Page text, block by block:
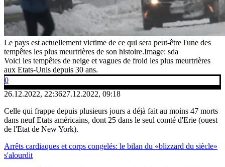
Le pays est actuellement victime de ce qui sera peut-être l'une des
tempêtes les plus meurtrières de son histoire.Image: sda
Voici les tempêtes de neige et vagues de froid les plus meurtrières
aux Etats-Unis depuis 30 ans.
0
26.12.2022, 22:3627.12.2022, 09:18
Celle qui frappe depuis plusieurs jours a déjà fait au moins 47 morts
dans neuf Etats américains, dont 25 dans le seul comté d'Erie (ouest
de l'Etat de New York).
Arrêts cardiaques et corps congelés: le bilan du «blizzard du siècle»
s'alourdit